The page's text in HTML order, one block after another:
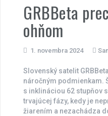
GRBBeta
ohňom
1. novembra 2024
Slovenský satelit
náročným podmienkam.
s inklináciou 62 stupňov
trvajúcej fázy, kedy je
žiarením a nezachádza